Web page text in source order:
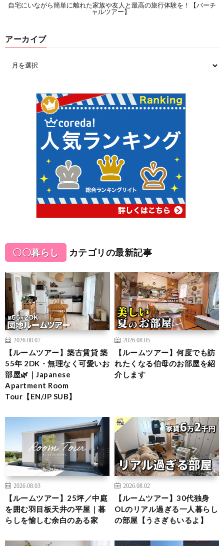
自宅にいながら簡単に離れた家族や友人と最高の旅行体験を！【バーチ
ャルツアー】
アーカイブ
〇〇暮らし カテゴリの最新記事
2026.08.07
【ルームツアー】築古賃貸 築
55年 2DK・無理なく可愛いお
部屋🌿｜Japanese
Apartment Room
Tour【EN/JP SUB】
2026.08.05
【ルームツアー】何度でも訪
れたくなる伯母のお部屋を紹
介します
2026.08.03
【ルームツアー】25坪／中庭
を囲む羽目板天井の平屋｜暮
らしを愉しむ余白のある家
2026.08.02
【ルームツアー】30代独身
OLのリアル過ぎる一人暮らし
の部屋【うさぎもいるよ】